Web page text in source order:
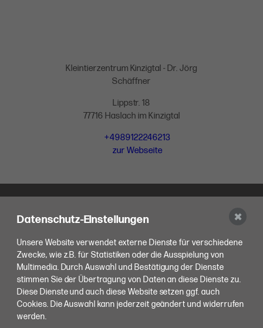
Kleintierzentrum Kinzigtal - Dr. Jörg
Schäffner
Lippstr. 18
77716 Haslach im Kinzigtal
+4989122246213
zur Webseite
Tiernotdienst in der Ortenau
ALLGEMEINER KONTAKT
Datenschutz-Einstellungen
Unsere Website verwendet externe Dienste für verschiedene
Zwecke, wie z.B. für Statistiken oder die Ausspielung von
Multimedia. Durch Auswahl und Bestätigung der Dienste
stimmen Sie der Übertragung von Daten an diese Dienste zu.
Diese Dienste und auch diese Website setzen ggf. auch
Cookies. Die Auswahl kann jederzeit geändert und widerrufen
werden.
✖